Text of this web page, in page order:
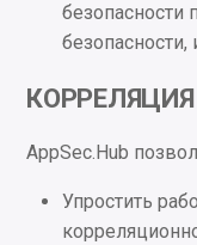
безопасности
КОРРЕЛЯЦИЯ
AppSec.Hub
Упростить